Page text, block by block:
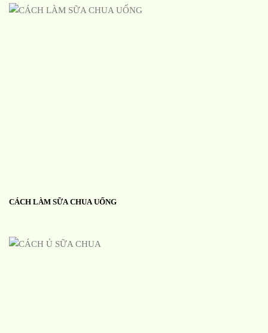
CÁCH LÀM SỮA CHUA UỐNG